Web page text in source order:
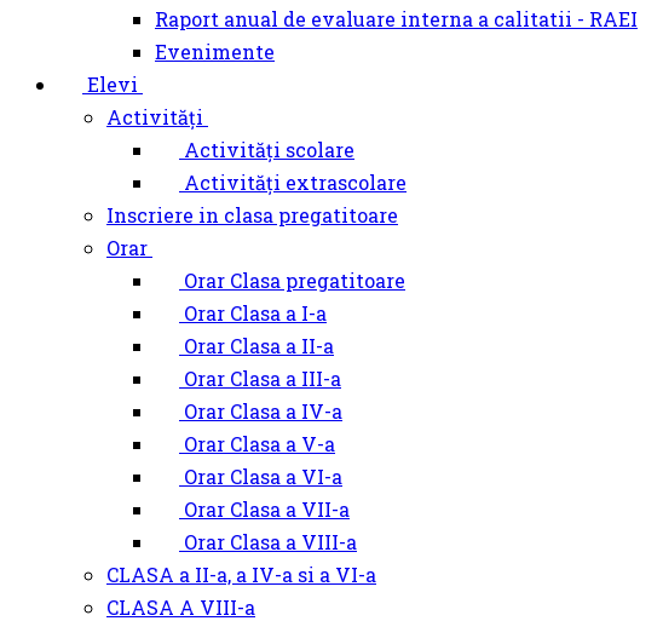
Raport anual de evaluare interna a calitatii - RAEI
Evenimente
Elevi
Activități
Activități scolare
Activități extrascolare
Inscriere in clasa pregatitoare
Orar
Orar Clasa pregatitoare
Orar Clasa a I-a
Orar Clasa a II-a
Orar Clasa a III-a
Orar Clasa a IV-a
Orar Clasa a V-a
Orar Clasa a VI-a
Orar Clasa a VII-a
Orar Clasa a VIII-a
CLASA a II-a, a IV-a si a VI-a
CLASA A VIII-a